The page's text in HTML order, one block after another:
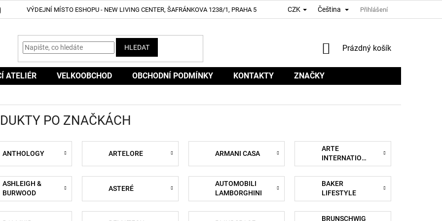
VÝDEJNÍ MÍSTO ESHOPU - NEW LIVING CENTER, ŠAFRÁNKOVA 1238/1, PRAHA 5 CZK Čeština Přihlášení
HLEDAT
NÁKUPNÍ
Prázdný košík
ATELIÉR VELKOOBCHOD OBCHODNÍ PODMÍNKY KONTAKTY ZNAČKY
PO ZNAČKÁCH
ANTHOLOGY ARTELORE ARMANI CASA
ARTE
INTERNATIONAL
ASHLEIGH &
BURWOOD
ASTERÉ
AUTOMOBILI
LAMBORGHINI
BAKER
LIFESTYLE
BRUNSCHWIG